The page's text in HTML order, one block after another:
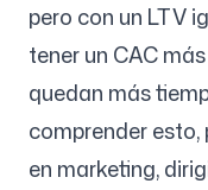
pero con un LTV
tener un CAC
quedan más
comprender esto,
en marketing,